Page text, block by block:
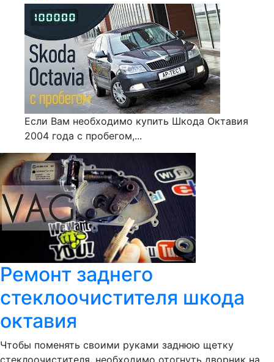
Если Вам необходимо купить Шкода Октавия
2004 года с пробегом,...
Ремонт заднего
стеклоочистителя шкода
октавия
Чтобы поменять своими руками заднюю щетку
стеклоочистителя, необходимо отогнуть дворник на